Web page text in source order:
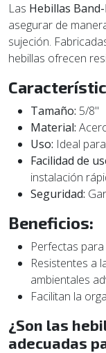
Las Hebillas
asegurar de
sujeción.
hebillas ofrecen
Tamaño: 5/8"
Material:
Uso: Ideal
Facilidad de
instalación
Seguridad:
Beneficios:
Perfectas
Resistentes a
ambientales
Facilitan la
¿Son las
adecuadas